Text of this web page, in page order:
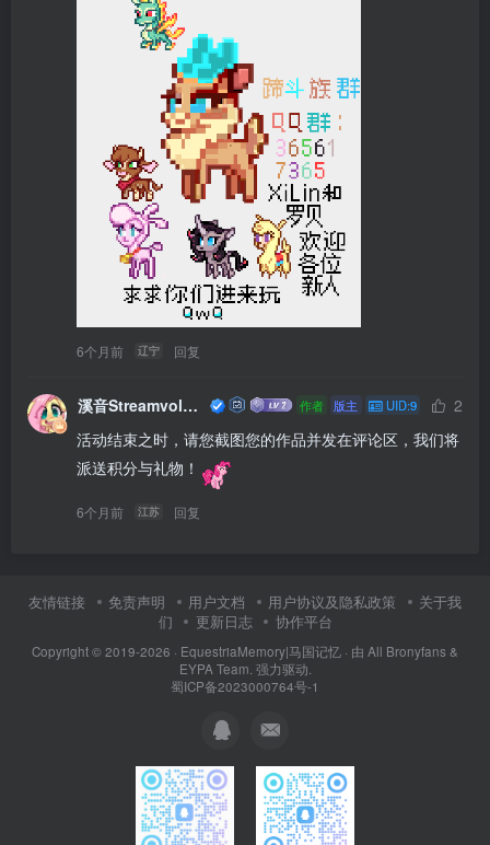
6个月前 辽宁 回复
溪音Streamvolume 作者 版主 UID:9
2
活动结束之时，请您截图您的作品并发在评论区，我们将
派送积分与礼物！
6个月前 江苏 回复
友情链接 免责声明 用户文档 用户协议及隐私政策
关于我
们
更新日志 协作平台
Copyright © 2019-2026 · EquestriaMemory|马国记忆 · 由 All Bronyfans &
EYPA Team. 强力驱动.
蜀ICP备2023000764号-1